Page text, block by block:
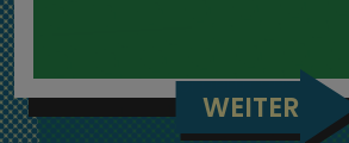
Die Leute hinter dem Panorama
WEITER